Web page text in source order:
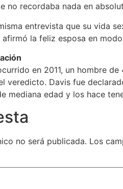
no recordaba nada en
entrevista que su vida
afirmó la feliz esposa en
en 2011, un hombre
veredicto. Davis fue
mediana edad y los hace
no será publicada. Los